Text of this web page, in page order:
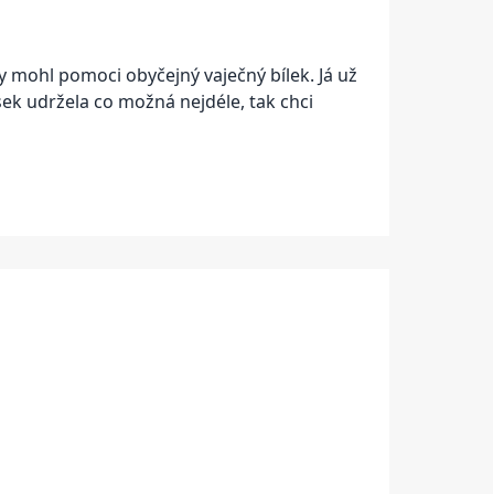
pomoci obyčejný vaječný bílek. Já už
udržela co možná nejdéle, tak chci